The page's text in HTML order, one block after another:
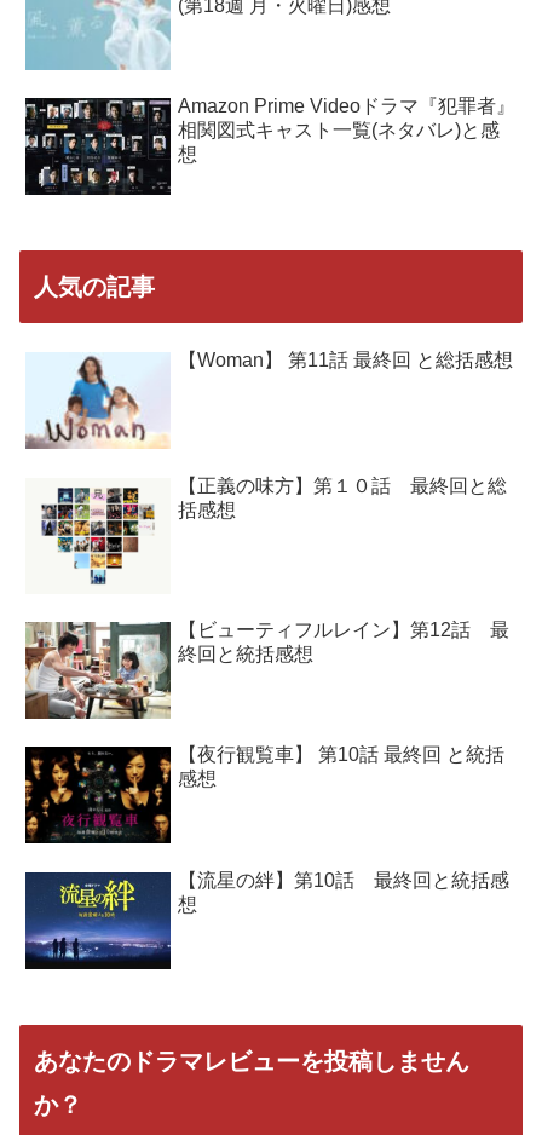
(第18週 月・火曜日)感想
Amazon Prime Videoドラマ『犯罪者』
相関図式キャスト一覧(ネタバレ)と感
想
人気の記事
【Woman】 第11話 最終回 と総括感想
【正義の味方】第１０話 最終回と総
括感想
【ビューティフルレイン】第12話 最
終回と統括感想
【夜行観覧車】 第10話 最終回 と統括
感想
【流星の絆】第10話 最終回と統括感
想
あなたのドラマレビューを投稿しません
か？